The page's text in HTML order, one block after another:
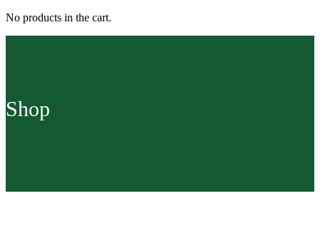
No products in the cart.
Shop